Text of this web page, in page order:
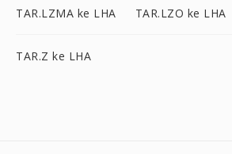
TAR.LZMA ke LHA TAR.LZO ke LHA
TAR.Z ke LHA